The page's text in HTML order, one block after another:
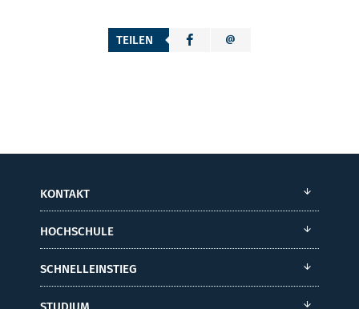
TEILEN
KONTAKT
HOCHSCHULE
SCHNELLEINSTIEG